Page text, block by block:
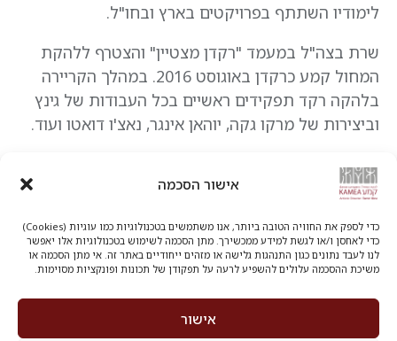
אישור הסכמה
כדי לספק את החוויה הטובה ביותר, אנו משתמשים בטכנולוגיות כמו עוגיות (Cookies)
כדי לאחסן ו/או לגשת למידע ממכשירך. מתן הסכמה לשימוש בטכנולוגיות אלו יאפשר
לנו לעבד נתונים כגון התנהגות גלישה או מזהים ייחודיים באתר זה. אי מתן הסכמה או
משיכת ההסכמה עלולים להשפיע לרעה על תפקודן של תכונות ופונקציות מסוימות.
אישור
לימודיו השתתף בפרויקטים בארץ ובחו"ל.
שרת בצה"ל במעמד "רקדן מצטיין" והצטרף ללהקת
המחול קמע כרקדן באוגוסט 2016. במהלך הקריירה
בלהקה רקד תפקידים ראשיים בכל העבודות של גינץ
וביצירות של מרקו גקה, יוהאן אינגר, נאצ'ו דואטו ועוד.
לשגיא הוענק אות "רקדן מצטיין בלהקה" על מצוינות
אמנותית ראשונה במעלה, מסירות ומחויבות גבוהה
"תמיד ידעתי שלכאן, לקמע, אני שואף להגיע, ושזה
המקום בשבילי ושנית אני רואה את קמע כלהקה
המקצועית היחידה בארץ שנותנת לרקדן לא רק את
הכלים והטכניקה הטובים ביותר אלה מאפשרת לרקדני